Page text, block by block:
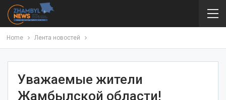
Home Лента новостей
Уважаемые жители
Жамбылской области!